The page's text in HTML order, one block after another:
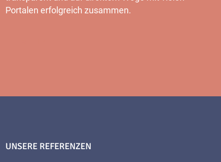
Portalen erfolgreich zusammen.
UNSERE REFERENZEN